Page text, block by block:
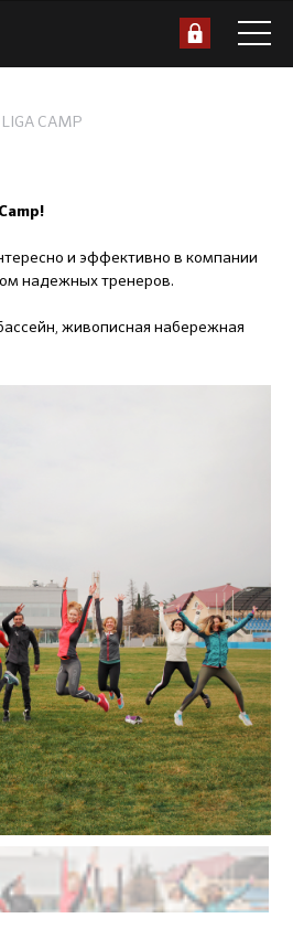
CAMP
и эффективно в компании
надежных тренеров.
живописная набережная